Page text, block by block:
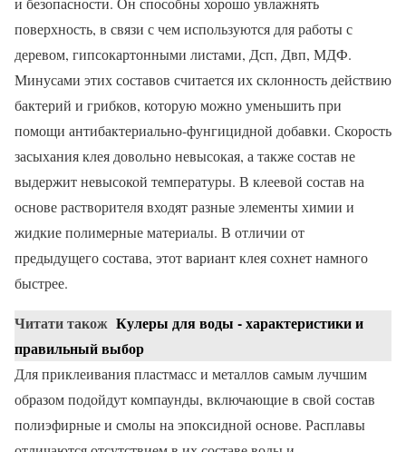
поверхность, в связи с чем используются для работы с
деревом, гипсокартонными листами, Дсп, Двп, МДФ.
Минусами этих составов считается их склонность действию
бактерий и грибков, которую можно уменьшить при
помощи антибактериально-фунгицидной добавки. Скорость
засыхания клея довольно невысокая, а также состав не
выдержит невысокой температуры. В клеевой состав на
основе растворителя входят разные элементы химии и
жидкие полимерные материалы. В отличии от
предыдущего состава, этот вариант клея сохнет намного
быстрее.
Читати також Кулеры для воды - характеристики и
правильный выбор
Для приклеивания пластмасс и металлов самым лучшим
образом подойдут компаунды, включающие в свой состав
полиэфирные и смолы на эпоксидной основе. Расплавы